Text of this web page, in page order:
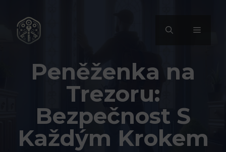
obsah
MENU
Peněženka na
Trezoru:
Bezpečnost S
Každým Krokem